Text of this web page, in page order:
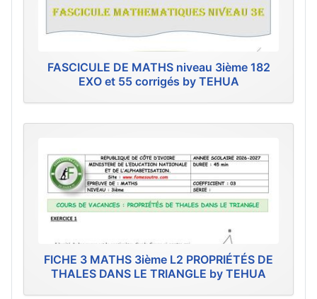
FASCICULE DE MATHS niveau 3ième 182
EXO et 55 corrigés by TEHUA
FICHE 3 MATHS 3ième L2 PROPRIÉTÉS DE
THALES DANS LE TRIANGLE by TEHUA